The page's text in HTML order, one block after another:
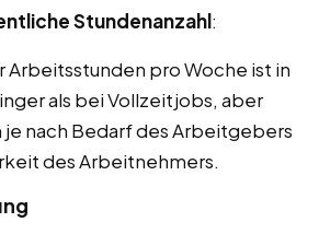
Stundenanzahl:
Arbeitsstunden pro Woche ist in
als bei Vollzeitjobs, aber
je nach Bedarf des Arbeitgebers
des Arbeitnehmers.